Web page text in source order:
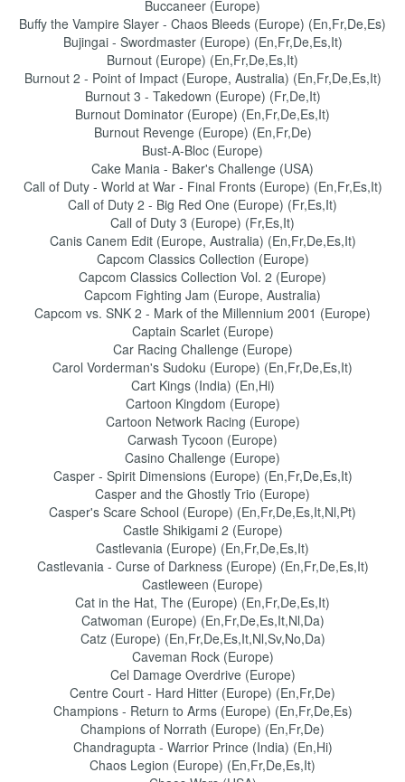
Buccaneer (Europe)
Buffy the Vampire Slayer - Chaos Bleeds (Europe) (En,Fr,De,Es)
Bujingai - Swordmaster (Europe) (En,Fr,De,Es,It)
Burnout (Europe) (En,Fr,De,Es,It)
Burnout 2 - Point of Impact (Europe, Australia) (En,Fr,De,Es,It)
Burnout 3 - Takedown (Europe) (Fr,De,It)
Burnout Dominator (Europe) (En,Fr,De,Es,It)
Burnout Revenge (Europe) (En,Fr,De)
Bust-A-Bloc (Europe)
Cake Mania - Baker's Challenge (USA)
Call of Duty - World at War - Final Fronts (Europe) (En,Fr,Es,It)
Call of Duty 2 - Big Red One (Europe) (Fr,Es,It)
Call of Duty 3 (Europe) (Fr,Es,It)
Canis Canem Edit (Europe, Australia) (En,Fr,De,Es,It)
Capcom Classics Collection (Europe)
Capcom Classics Collection Vol. 2 (Europe)
Capcom Fighting Jam (Europe, Australia)
Capcom vs. SNK 2 - Mark of the Millennium 2001 (Europe)
Captain Scarlet (Europe)
Car Racing Challenge (Europe)
Carol Vorderman's Sudoku (Europe) (En,Fr,De,Es,It)
Cart Kings (India) (En,Hi)
Cartoon Kingdom (Europe)
Cartoon Network Racing (Europe)
Carwash Tycoon (Europe)
Casino Challenge (Europe)
Casper - Spirit Dimensions (Europe) (En,Fr,De,Es,It)
Casper and the Ghostly Trio (Europe)
Casper's Scare School (Europe) (En,Fr,De,Es,It,Nl,Pt)
Castle Shikigami 2 (Europe)
Castlevania (Europe) (En,Fr,De,Es,It)
Castlevania - Curse of Darkness (Europe) (En,Fr,De,Es,It)
Castleween (Europe)
Cat in the Hat, The (Europe) (En,Fr,De,Es,It)
Catwoman (Europe) (En,Fr,De,Es,It,Nl,Da)
Catz (Europe) (En,Fr,De,Es,It,Nl,Sv,No,Da)
Caveman Rock (Europe)
Cel Damage Overdrive (Europe)
Centre Court - Hard Hitter (Europe) (En,Fr,De)
Champions - Return to Arms (Europe) (En,Fr,De,Es)
Champions of Norrath (Europe) (En,Fr,De)
Chandragupta - Warrior Prince (India) (En,Hi)
Chaos Legion (Europe) (En,Fr,De,Es,It)